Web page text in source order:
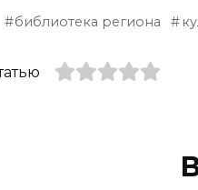
библиотека региона